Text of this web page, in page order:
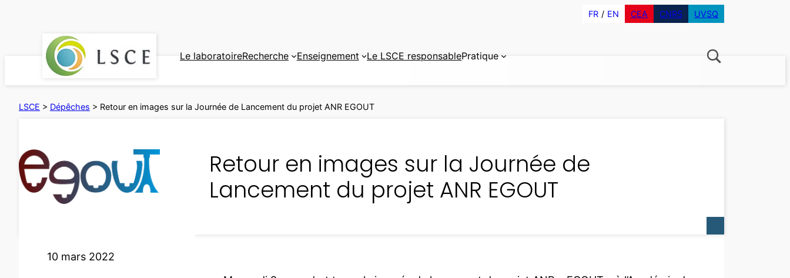
FR EN CEA CNRS UVSQ
Le laboratoireRecherche Enseignement Le LSCE responsablePratique
LSCE > Dépêches > Retour en images sur la Journée de Lancement du projet ANR EGOUT
Retour en images sur la Journée de
Lancement du projet ANR EGOUT
10 mars 2022